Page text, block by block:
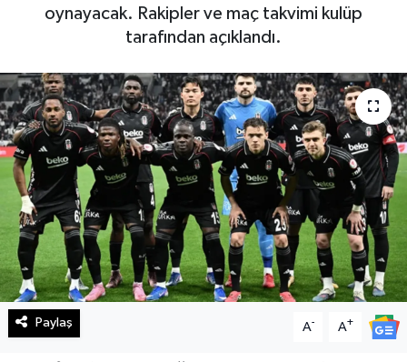
oynayacak. Rakipler ve maç takvimi kulüp
tarafından açıklandı.
Paylaş A- A+
Güncel
Kültür Sanat
Magazin
Manşet Altı
Manşetler
Resmi İlan
Haber Arşivi